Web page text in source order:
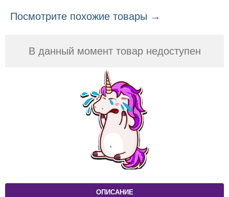
Посмотрите похожие товары →
В данный момент товар недоступен
ОПИСАНИЕ